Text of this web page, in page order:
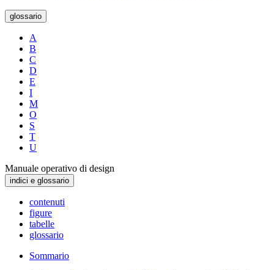
glossario
A
B
C
D
E
I
M
O
S
T
U
Manuale operativo di design
indici e glossario
contenuti
figure
tabelle
glossario
Sommario